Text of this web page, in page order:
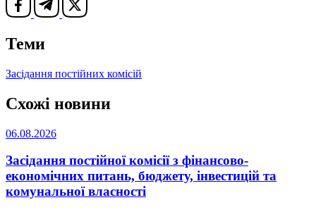
Теми
Засідання постійних комісій
Схожі новини
06.08.2026
Засідання постійної комісії з фінансово-
економічних питань, бюджету, інвестицій та
комунальної власності